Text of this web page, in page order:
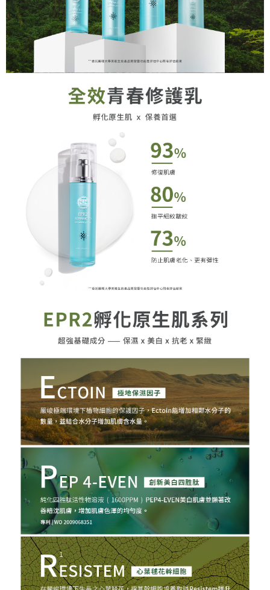
任。
４．使用「AFTEE先享後付」時，將依據個別帳號之用戶狀況，依本公司即
時審查核予不同之上限額度；若仍有額度不足之情形，本公司將視審查結果
請求用戶進行身份認證。
５．嚴禁一人註冊多個帳號或使用他人資訊註冊。若發現惡意使用之情形，
恩沛科技股份有限公司將有權停止該用戶之使用額度並採取法律行動。
每筆NT$70，滿NT$699(含以上)免運費
離島宅配
每筆NT$70，滿NT$699(含以上)免運費
順豐 (支援智能櫃；配送3-5天) 查看運費
LINEX (不要寫順豐任何地址，智能櫃/自取櫃都不能配
送；寫住家地址/可以收件地址)